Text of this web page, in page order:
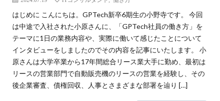
はじめに こんにちは。GPTech新卒6期生の小野寺です。 今回
は中途で入社された小原さんに、「GPTech社員の働き方」を
テーマに1日の業務内容や、実際に働いて感じたことについて
インタビューをしましたのでその内容を記事にいたします。 小
原さんは大学卒業から17年間総合リース業大手に勤め、最初は
リースの営業部門で自動販売機のリースの営業を経験し、その
後企業審査、債権回収、人事とさまざまな部署を辿り […]